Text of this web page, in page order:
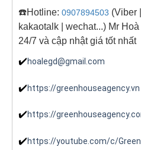
☎️Hotline: 0907894503 (Viber
kakaotalk | wechat...) Mr
24/7 và cập nhật giá tốt nhất
✔️hoalegd@gmail.com
✔️https://greenhouseagency.vn
✔️https://
✔️https://youtube.com/c/